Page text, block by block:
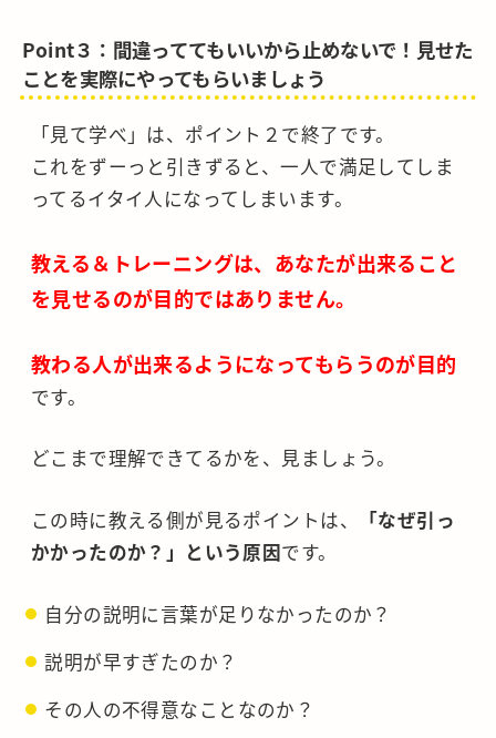
Point３：間違っててもいいから止めないで！見せた
ことを実際にやってもらいましょう
「見て学べ」は、ポイント２で終了です。
これをずーっと引きずると、一人で満足してしま
ってるイタイ人になってしまいます。
教える＆トレーニングは、あなたが出来ること
を見せるのが目的ではありません。
教わる人が出来るようになってもらうのが目的
です。
どこまで理解できてるかを、見ましょう。
この時に教える側が見るポイントは、
「なぜ引っ
かかったのか？」という原因です。
自分の説明に言葉が足りなかったのか？
説明が早すぎたのか？
その人の不得意なことなのか？